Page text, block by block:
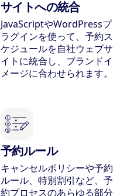
サイトへの統合
JavaScriptやWordPressプ
ラグインを使って、予約ス
ケジュールを自社ウェブサ
イトに統合し、ブランドイ
メージに合わせられます。
予約ルール
キャンセルポリシーや予約
ルール、特別割引など、予
約プロセスのあらゆる部分